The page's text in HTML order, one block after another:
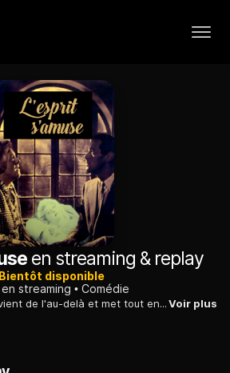
en streaming & replay
Bientôt disponible
en streaming
Comédie
Une "femme-esprit" revient de l'au-delà et met tout en œuvre pour faire échouer le second mariage de son époux, en semant la zizanie dans son couple...Voir plus